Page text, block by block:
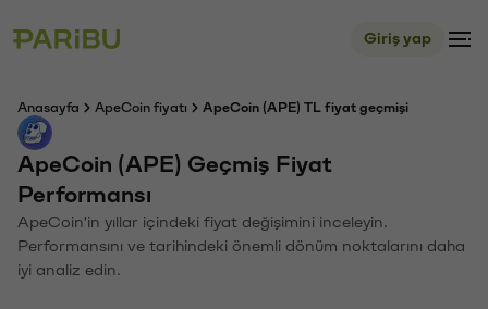
Giriş yap
Anasayfa ApeCoin fiyatı ApeCoin (APE) TL fiyat geçmişi
ApeCoin (APE) Geçmiş Fiyat
Performansı
ApeCoin'in yıllar içindeki fiyat değişimini inceleyin.
Performansını ve tarihindeki önemli dönüm noktalarını daha
iyi analiz edin.